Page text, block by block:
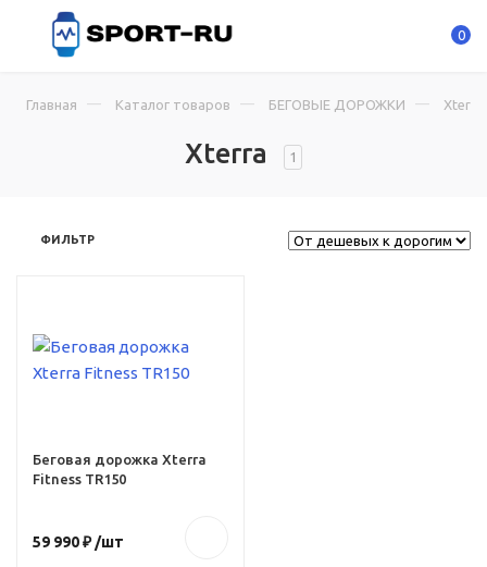
0
Xterra 1
Главная Каталог товаров БЕГОВЫЕ ДОРОЖКИ Xterra
ФИЛЬТР
Беговая дорожка Xterra
Fitness TR150
59 990 ₽/шт